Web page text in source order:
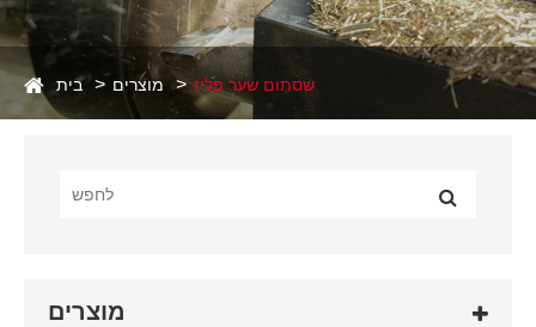
בית מוצרים שסתום שער פליז
מוצרים